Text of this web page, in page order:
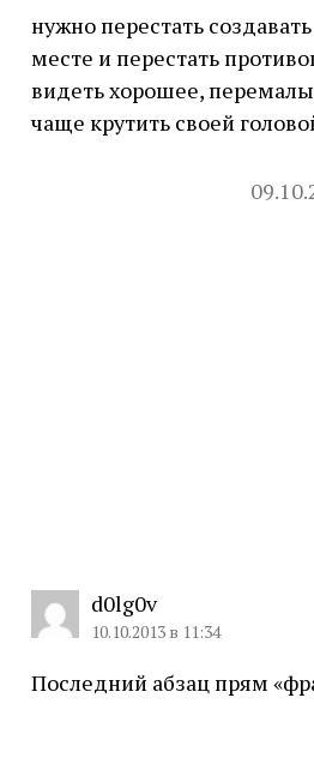
нужно перестать
месте и перестать
видеть хорошее,
чаще крутить своей
d0lg0v
10.10.2013 в 11:34
Последний абзац прям